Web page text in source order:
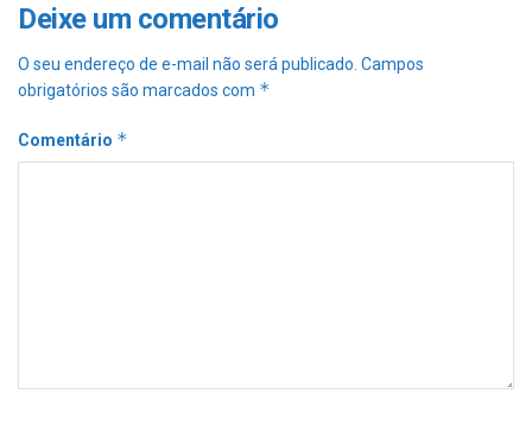
Deixe um comentário
O seu endereço de e-mail não será publicado. Campos
obrigatórios são marcados com *
Comentário *